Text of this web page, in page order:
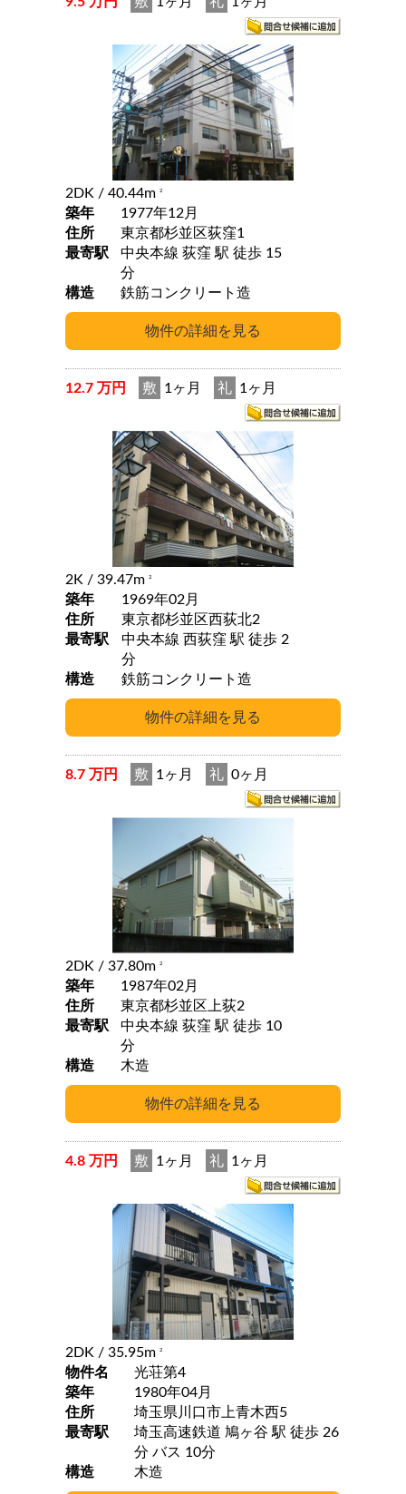
2DK / 40.44m 2
築年
1977年12月
住所
東京都杉並区荻窪1
最寄駅
中央本線 荻窪 駅 徒歩 15
分
構造
鉄筋コンクリート造
12.7 万円 敷 1ヶ月 礼 1ヶ月
2K / 39.47m 2
築年
1969年02月
住所
東京都杉並区西荻北2
最寄駅
中央本線 西荻窪 駅 徒歩 2
分
構造
鉄筋コンクリート造
8.7 万円 敷 1ヶ月 礼 0ヶ月
2DK / 37.80m 2
築年
1987年02月
住所
東京都杉並区上荻2
最寄駅
中央本線 荻窪 駅 徒歩 10
分
構造
木造
4.8 万円 敷 1ヶ月 礼 1ヶ月
2DK / 35.95m 2
物件名
光荘第4
築年
1980年04月
住所
埼玉県川口市上青木西5
最寄駅
埼玉高速鉄道 鳩ヶ谷 駅 徒歩 26
分 バス 10分
構造
木造